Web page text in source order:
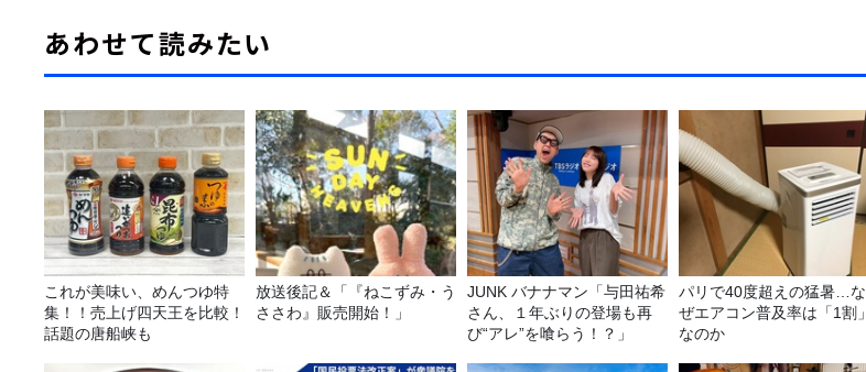
あわせて読みたい
これが美味い、めんつゆ特
集！！売上げ四天王を比較！
話題の唐船峡も
放送後記＆「『ねこずみ・う
ささわ』販売開始！」
JUNK バナナマン「与田祐希
さん、１年ぶりの登場も再
び“アレ”を喰らう！？」
パリで40度超えの猛暑…な
ぜエアコン普及率は「1割」
なのか